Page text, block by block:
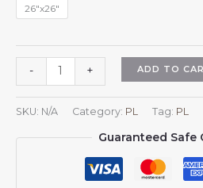
26"x26"
-
Kwadratowe
poszewki
na
poduszki
z
+ ADD TO
SKU: N/A Category: PL Tag: PL
Guaranteed Safe